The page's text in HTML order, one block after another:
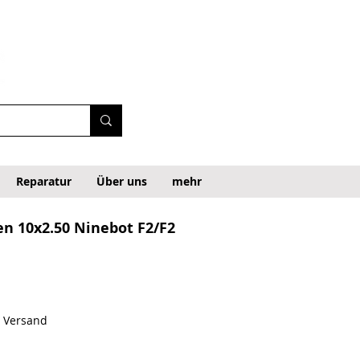
Reparatur Über uns mehr
10x2.50 Ninebot F2/F2
Versand